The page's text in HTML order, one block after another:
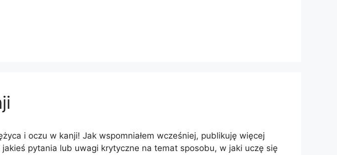
i oczu w kanji! Jak wspomniałem wcześniej, publikuję więcej
pytania lub uwagi krytyczne na temat sposobu, w jaki uczę się